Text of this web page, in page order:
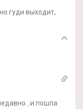
гуди выходит,
пошла